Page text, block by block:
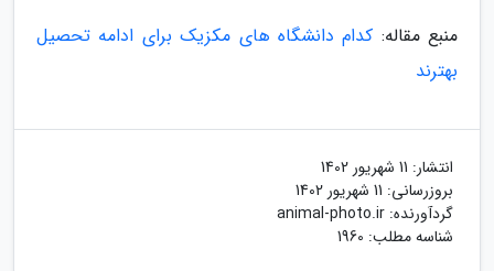
منبع مقاله: کدام دانشگاه های مکزیک برای ادامه تحصیل
بهترند
انتشار: 11 شهریور 1402
بروزرسانی: 11 شهریور 1402
گردآورنده: animal-photo.ir
شناسه مطلب: 1960